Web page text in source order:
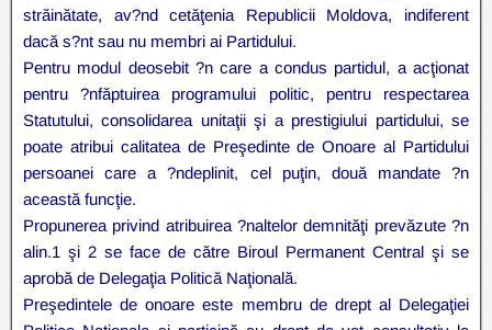
străinătate, av?nd cetăţenia Republicii Moldova, indiferent
dacă s?nt sau nu membri ai Partidului.
Pentru modul deosebit ?n care a condus partidul, a acţionat
pentru ?nfăptuirea programului politic, pentru respectarea
Statutului, consolidarea unitaţii şi a prestigiului partidului, se
poate atribui calitatea de Preşedinte de Onoare al Partidului
persoanei care a ?ndeplinit, cel puţin, două mandate ?n
această funcţie.
Propunerea privind atribuirea ?naltelor demnităţi prevăzute ?n
alin.1 şi 2 se face de către Biroul Permanent Central şi se
aprobă de Delegaţia Politică Naţională.
Preşedintele de onoare este membru de drept al Delegaţiei